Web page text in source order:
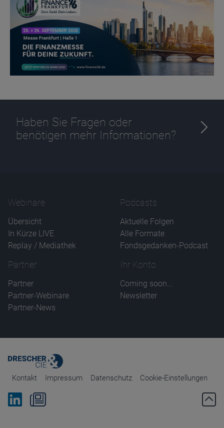
Haben Sie Fragen oder
benötigen mehr Informationen?
Webinare
Übersicht
In Kürze LIVE
Replay / Mediathek
Podcasts
Aktuelle Folgen
Alle Formate
Fondsgedanken-Podcast
Partner
Partner
Partner-Webinare
Partner-News
Ihr Konto
Coming soon...
Newsletter
Kontakt Impressum Datenschutz Cookie-Einstellungen
Bei Linkedin folgen
Zum Newsletter anmelden